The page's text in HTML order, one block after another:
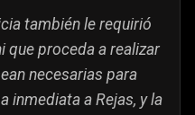
también le requirió
que proceda a realizar
necesarias para
inmediata a Rejas, y la